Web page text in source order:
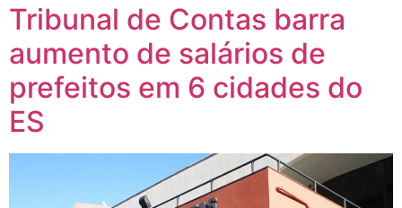
Tribunal de Contas barra
aumento de salários de
prefeitos em 6 cidades do
ES